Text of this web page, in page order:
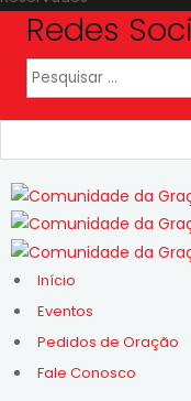
Redes
Início
Eventos
Pedidos de Oração
Fale Conosco